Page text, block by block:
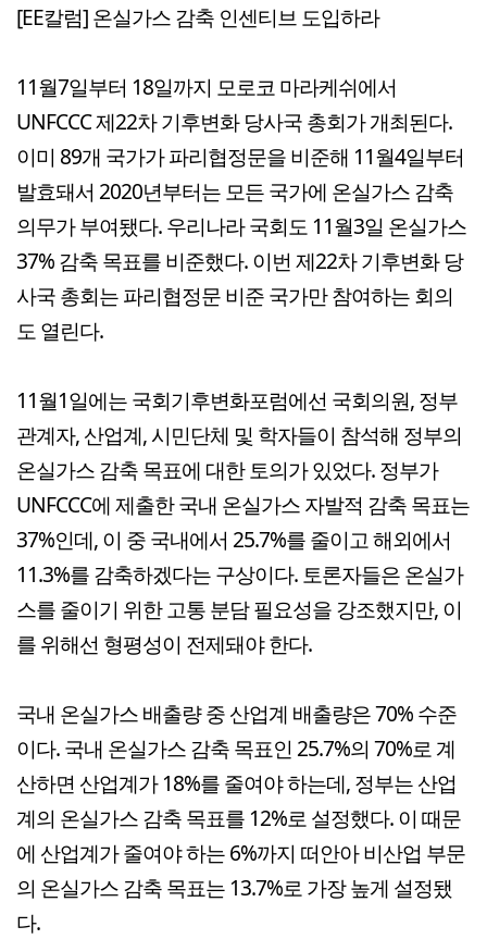
[EE칼럼] 온실가스 감축 인센티브 도입하라
11월7일부터 18일까지 모로코 마라케쉬에서
UNFCCC 제22차 기후변화 당사국 총회가 개최된다.
이미 89개 국가가 파리협정문을 비준해 11월4일부터
발효돼서 2020년부터는 모든 국가에 온실가스 감축
의무가 부여됐다. 우리나라 국회도 11월3일 온실가스
37% 감축 목표를 비준했다. 이번 제22차 기후변화 당
사국 총회는 파리협정문 비준 국가만 참여하는 회의
도 열린다.
11월1일에는 국회기후변화포럼에선 국회의원, 정부
관계자, 산업계, 시민단체 및 학자들이 참석해 정부의
온실가스 감축 목표에 대한 토의가 있었다. 정부가
UNFCCC에 제출한 국내 온실가스 자발적 감축 목표는
37%인데, 이 중 국내에서 25.7%를 줄이고 해외에서
11.3%를 감축하겠다는 구상이다. 토론자들은 온실가
스를 줄이기 위한 고통 분담 필요성을 강조했지만, 이
를 위해선 형평성이 전제돼야 한다.
국내 온실가스 배출량 중 산업계 배출량은 70% 수준
이다. 국내 온실가스 감축 목표인 25.7%의 70%로 계
산하면 산업계가 18%를 줄여야 하는데, 정부는 산업
계의 온실가스 감축 목표를 12%로 설정했다. 이 때문
에 산업계가 줄여야 하는 6%까지 떠안아 비산업 부문
의 온실가스 감축 목표는 13.7%로 가장 높게 설정됐
다.